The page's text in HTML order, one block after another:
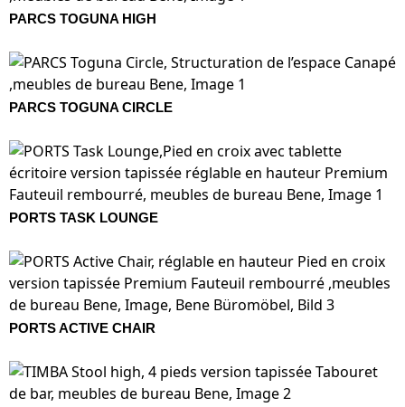
PARCS TOGUNA HIGH
PARCS TOGUNA CIRCLE
PORTS TASK LOUNGE
PORTS ACTIVE CHAIR